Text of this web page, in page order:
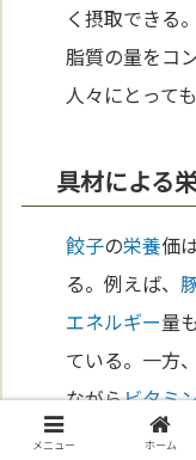
く摂取できる
脂質の量をコ
人々にとって
具材による
餃子の栄養価
る。例えば、
エネルギー量
ている。一方
ながらビタミ
の人々に最
メニュー ホーム